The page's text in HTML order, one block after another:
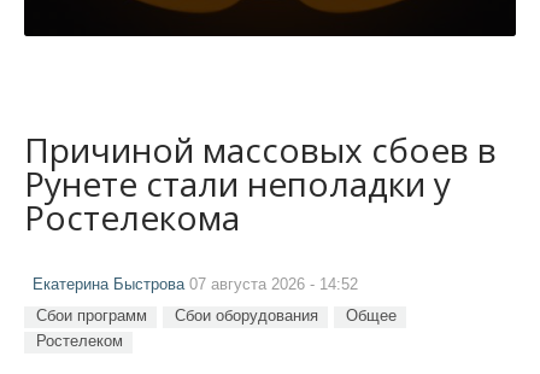
Причиной массовых сбоев в
Рунете стали неполадки у
Ростелекома
Екатерина Быстрова 07 августа 2026 - 14:52
Сбои программ Сбои оборудования
Общее
Ростелеком